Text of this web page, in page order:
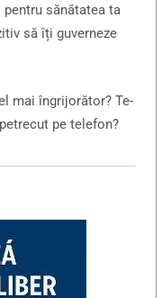
sănătatea ta
să îți guverneze
mai îngrijorător? Te-
pe telefon?